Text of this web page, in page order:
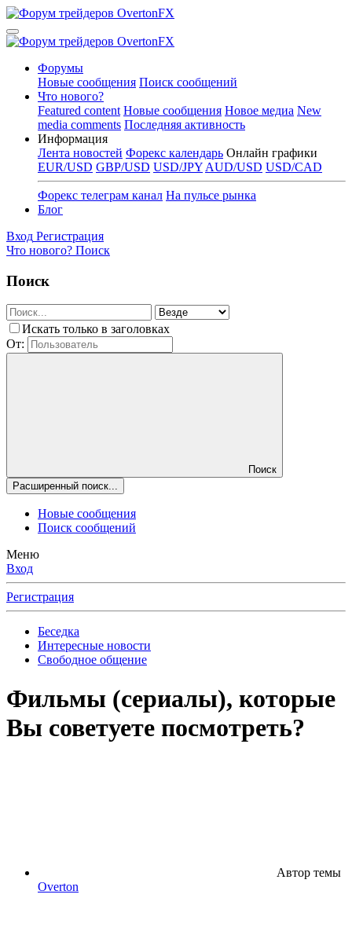
Форумы
Новые сообщения Поиск сообщений
Что нового?
Featured content Новые сообщения Новое медиа New
media comments Последняя активность
Информация
Лента новостей Форекс календарь Онлайн графики
EUR/USD GBP/USD USD/JPY AUD/USD USD/CAD
Форекс телеграм канал На пульсе рынка
Блог
Вход Регистрация
Что нового? Поиск
Поиск
Искать только в заголовках
От:
Поиск
Расширенный поиск...
Новые сообщения
Поиск сообщений
Меню
Вход
Регистрация
Беседка
Интересные новости
Свободное общение
Фильмы (сериалы), которые
Вы советуете посмотреть?
Автор темы
Overton